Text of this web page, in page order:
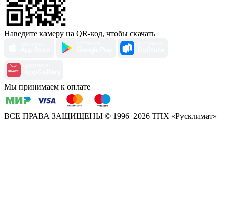
Наведите камеру на QR-код, чтобы скачать
Мы принимаем к оплате
ВСЕ ПРАВА ЗАЩИЩЕНЫ © 1996–2026 ТПХ «Русклимат»